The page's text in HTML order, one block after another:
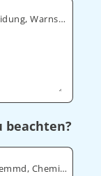
Standard Arbeitskleidung, PSA Sicherheitskleidung, Warnschutz, ESD
beachten?
Zum Beispiel: Wasserabweisende, Flammenhemmd, Chemikalienabweisende